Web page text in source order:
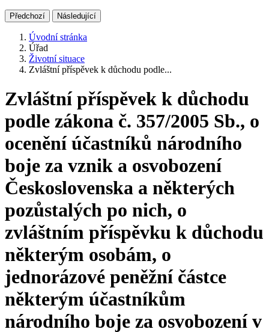
Předchozí Následující
Úvodní stránka
Úřad
Životní situace
Zvláštní příspěvek k důchodu podle...
Zvláštní příspěvek k důchodu
podle zákona č. 357/2005 Sb., o
ocenění účastníků národního
boje za vznik a osvobození
Československa a některých
pozůstalých po nich, o
zvláštním příspěvku k důchodu
některým osobám, o
jednorázové peněžní částce
některým účastníkům
národního boje za osvobození v